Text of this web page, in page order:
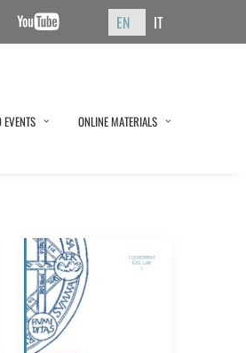
ISPF
Canale YouTube ISPF EN IT
ONLINE MATERIALS